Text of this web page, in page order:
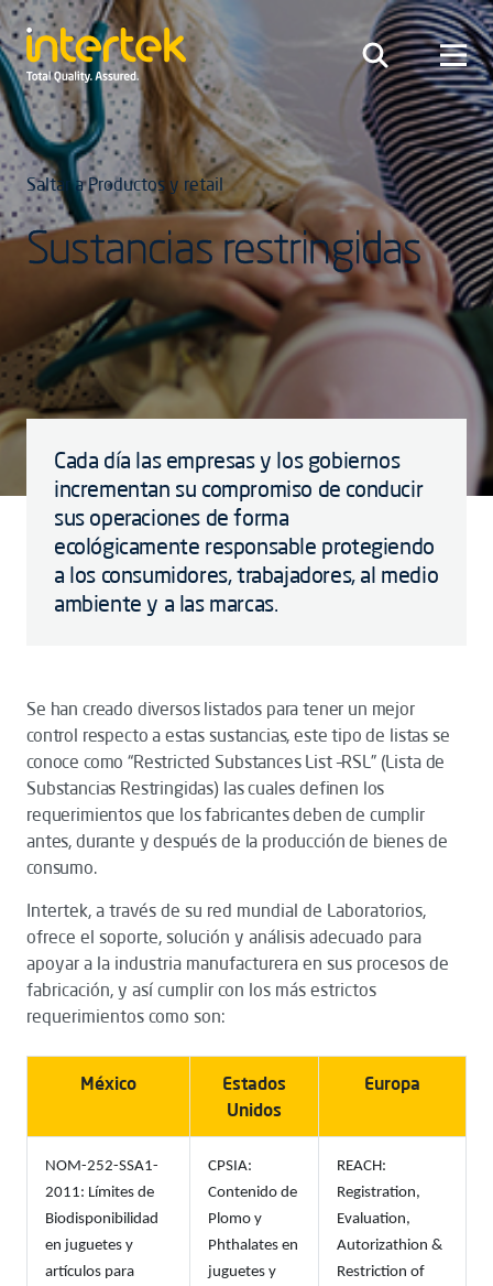
Saltar a Productos y retail
Sustancias restringidas
Cada día las empresas y los gobiernos
incrementan su compromiso de conducir
sus operaciones de forma
ecológicamente responsable protegiendo
a los consumidores, trabajadores, al medio
ambiente y a las marcas.
Se han creado diversos listados para tener un mejor
control respecto a estas sustancias, este tipo de listas se
conoce como “Restricted Substances List –RSL” (Lista de
Substancias Restringidas) las cuales definen los
requerimientos que los fabricantes deben de cumplir
antes, durante y después de la producción de bienes de
consumo.
Intertek, a través de su red mundial de Laboratorios,
ofrece el soporte, solución y análisis adecuado para
apoyar a la industria manufacturera en sus procesos de
fabricación, y así cumplir con los más estrictos
requerimientos como son:
México
Estados
Unidos
Europa
NOM-252-SSA1-
2011: Límites de
Biodisponibilidad
en juguetes y
artículos para
CPSIA:
Contenido de
Plomo y
Phthalates en
juguetes y
REACH:
Registration,
Evaluation,
Autorizathion &
Restriction of